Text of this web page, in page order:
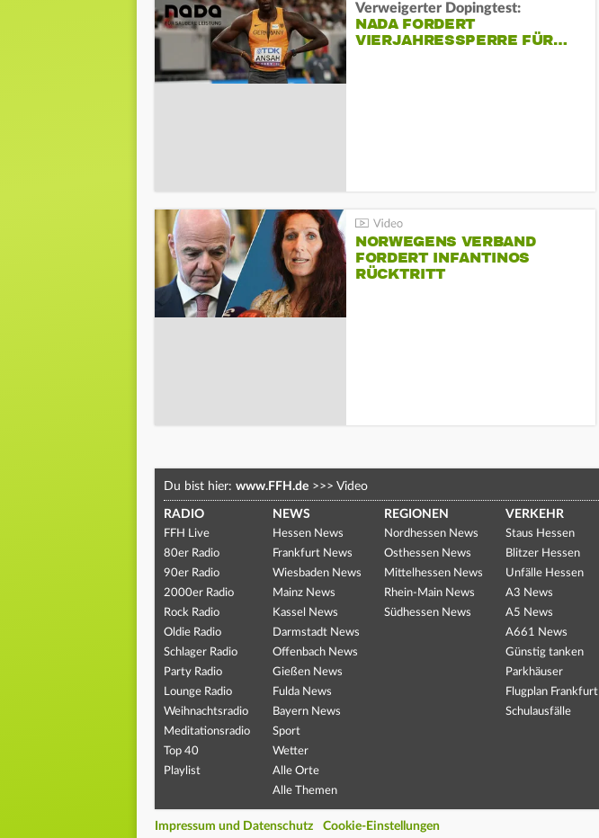
Verweigerter Dopingtest:
NADA FORDERT
VIERJAHRESSPERRE FÜR…
NORWEGENS VERBAND
FORDERT INFANTINOS
RÜCKTRITT
Du bist hier: www.FFH.de >>> Video
RADIO
FFH Live
80er Radio
90er Radio
2000er Radio
Rock Radio
Oldie Radio
Schlager Radio
Party Radio
Lounge Radio
Weihnachtsradio
Meditationsradio
Top 40
Playlist
NEWS
Hessen News
Frankfurt News
Wiesbaden News
Mainz News
Kassel News
Darmstadt News
Offenbach News
Gießen News
Fulda News
Bayern News
Sport
Wetter
Alle Orte
Alle Themen
REGIONEN
Nordhessen News
Osthessen News
Mittelhessen News
Rhein-Main News
Südhessen News
VERKEHR
Staus Hessen
Blitzer Hessen
Unfälle Hessen
A3 News
A5 News
A661 News
Günstig tanken
Parkhäuser
Flugplan Frankfurt
Schulausfälle
Impressum und Datenschutz Cookie-Einstellungen